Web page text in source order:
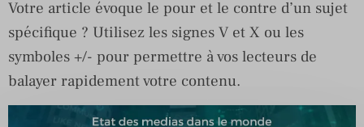
Votre article évoque le pour et le contre d’un sujet
spécifique ? Utilisez les signes V et X ou les
symboles +/- pour permettre à vos lecteurs de
balayer rapidement votre contenu.